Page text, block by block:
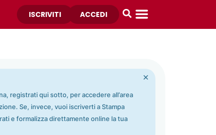
ISCRIVITI ACCEDI
registrati qui sotto, per accedere all’area
Se, invece, vuoi iscriverti a Stampa
e formalizza direttamente online la tua
×